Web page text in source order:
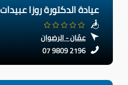
عيادة الدكتورة روزا عبيدات
عمّان - الرضوان
07 9809 2196